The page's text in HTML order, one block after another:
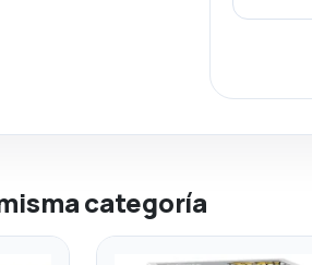
categoría